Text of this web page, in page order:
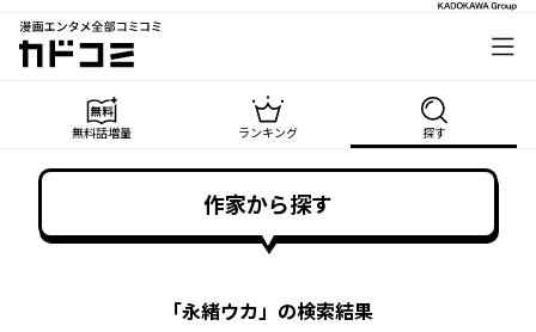
漫画エンタメ全部コミコミ
カドコミ
無料話増量 ランキング 探す
作家から探す
「永緒ウカ」の検索結果